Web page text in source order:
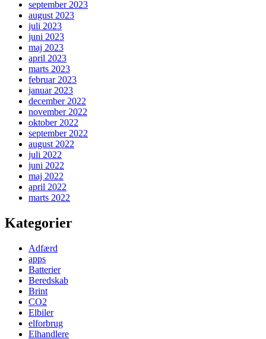
september 2023
august 2023
juli 2023
juni 2023
maj 2023
april 2023
marts 2023
februar 2023
januar 2023
december 2022
november 2022
oktober 2022
september 2022
august 2022
juli 2022
juni 2022
maj 2022
april 2022
marts 2022
Kategorier
Adfærd
apps
Batterier
Beredskab
Brint
CO2
Elbiler
elforbrug
Elhandlere